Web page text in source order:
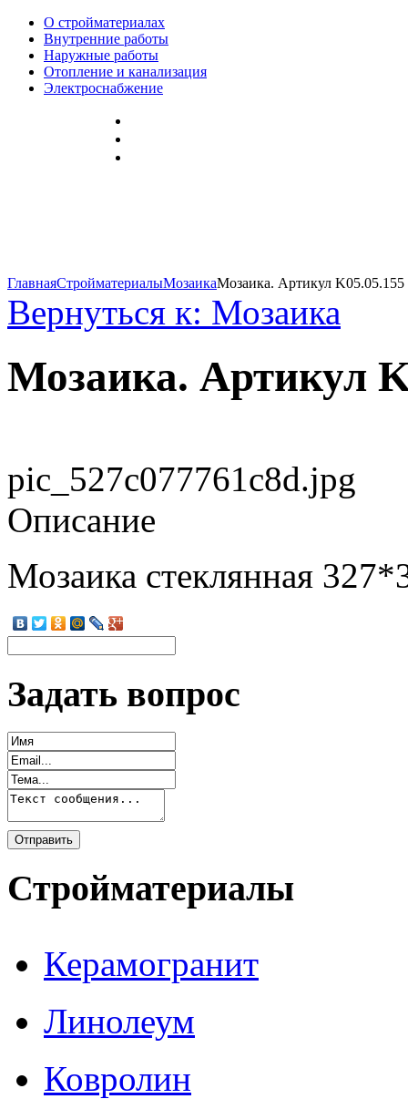
О стройматериалах
Внутренние работы
Наружные работы
Отопление и канализация
Электроснабжение
ГлавнаяСтройматериалыМозаикаМозаика. Артикул K05.05.155
Вернуться к: Мозаика
Мозаика. Артикул
pic_527c077761c8d.jpg
Описание
Мозаика стеклянная
Задать вопрос
Стройматериалы
Керамогранит
Линолеум
Ковролин